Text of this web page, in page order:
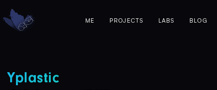
ME PROJECTS LABS BLOG
Yplastic